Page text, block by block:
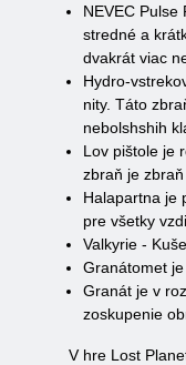
NEVEC
stredné a
dvakrát viac
Hydro-
nity. Táto
nebolshshih
Lov pištole je
zbraň je zbraň
Halapartna je
pre všetky
Valkyrie -
Granátomet je
Granát je v
zoskupenie
V hre Lost